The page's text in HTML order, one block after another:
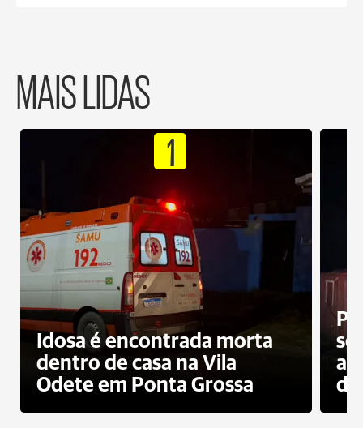
MAIS LIDAS
1
Idosa é encontrada morta
dentro de casa na Vila
Odete em Ponta Grossa
do